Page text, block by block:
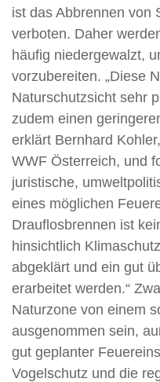
ist das Abbrennen von
verboten. Daher
häufig niedergewalzt,
vorzubereiten. „Diese
Naturschutzsicht sehr
zudem einen
erklärt Bernhard
WWF Österreich, und
juristische,
eines möglichen
Drauflosbrennen ist
hinsichtlich
abgeklärt und ein gut
erarbeitet werden.“
Naturzone von einem
ausgenommen sein,
gut geplanter
Vogelschutz und die